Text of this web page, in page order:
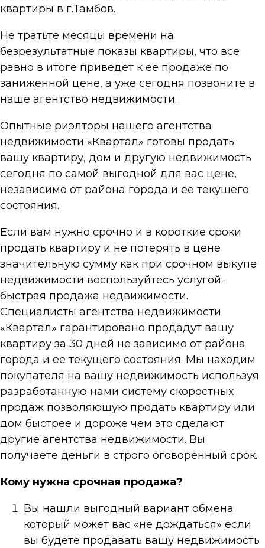
квартиры в г.Тамбов.
Не тратьте месяцы времени на
безрезультатные показы квартиры, что все
равно в итоге приведет к ее продаже по
заниженной цене, а уже сегодня позвоните в
наше агентство недвижимости.
Опытные риэлторы нашего агентства
недвижимости «Квартал» готовы продать
вашу квартиру, дом и другую недвижимость
сегодня по самой выгодной для вас цене,
независимо от района города и ее текущего
состояния.
Если вам нужно срочно и в короткие сроки
продать квартиру и не потерять в цене
значительную сумму как при срочном выкупе
недвижимости воспользуйтесь услугой-
быстрая продажа недвижимости.
Специалисты агентства недвижимости
«Квартал» гарантировано продадут вашу
квартиру за 30 дней не зависимо от района
города и ее текущего состояния. Мы находим
покупателя на вашу недвижимость используя
разработанную нами систему скоростных
продаж позволяющую продать квартиру или
дом быстрее и дороже чем это сделают
другие агентства недвижимости. Вы
получаете деньги в строго оговоренный срок.
Кому нужна срочная продажа?
Вы нашли выгодный вариант обмена
который может вас «не дождаться» если
вы будете продавать вашу недвижимость